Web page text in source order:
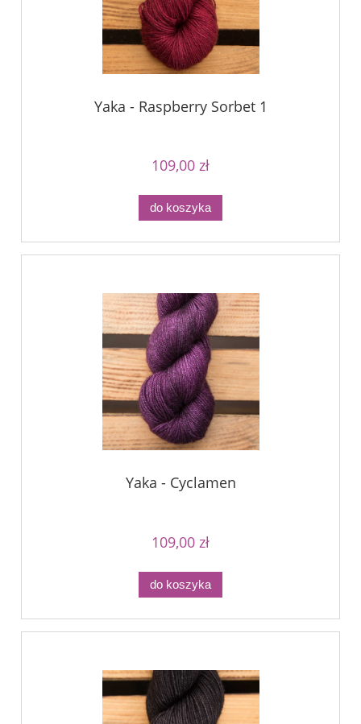
Yaka - Raspberry Sorbet 1
109,00 zł
do koszyka
Yaka - Cyclamen
109,00 zł
do koszyka